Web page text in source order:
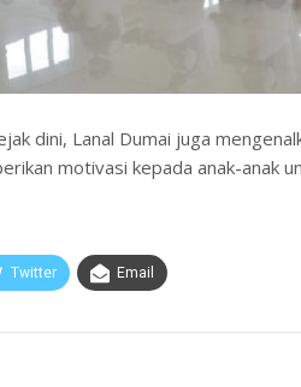
dini, Lanal Dumai juga
motivasi kepada anak-anak
Twitter Email